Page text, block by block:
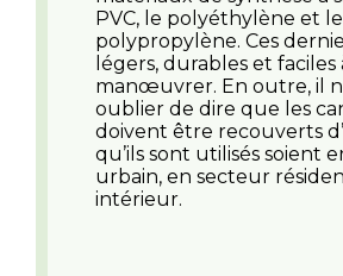
PVC, le polyéthylène et le
polypropylène. Ces
légers, durables et faciles
manœuvrer. En outre, il
oublier de dire que les
doivent être recouverts
qu’ils sont utilisés soient
urbain, en secteur
intérieur.